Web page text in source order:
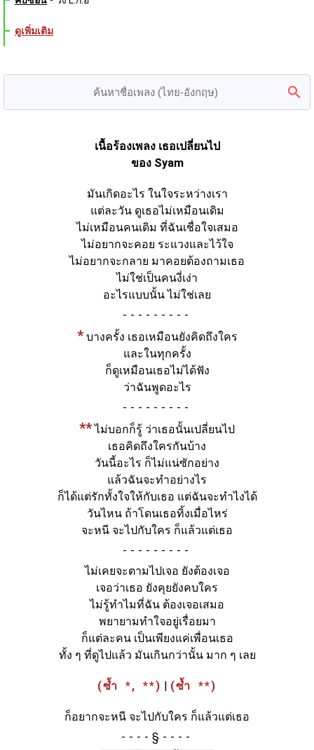
ดูเพิ่มเติม
เนื้อร้องเพลง เธอเปลี่ยนไป
ของ Syam
มันเกิดอะไร ในใจระหว่างเรา
แต่ละวัน ดูเธอไม่เหมือนเดิม
ไม่เหมือนคนเดิม ที่ฉันเชื่อใจเสมอ
ไม่อยากจะคอย ระแวงและไว้ใจ
ไม่อยากจะกลาย มาคอยต้องถามเธอ
ไม่ใช่เป็นคนงี่เง่า
อะไรแบบนั้น ไม่ใช่เลย
-
*บางครั้ง เธอเหมือนยังคิดถึงใคร
และในทุกครั้ง
ก็ดูเหมือนเธอไม่ได้ฟัง
ว่าฉันพูดอะไร
-
**ไม่บอกก็รู้ ว่าเธอนั้นเปลี่ยนไป
เธอคิดถึงใครกันบ้าง
วันนี้อะไร ก็ไม่แน่ซักอย่าง
แล้วฉันจะทำอย่างไร
ก็ได้แต่รักทั้งใจให้กับเธอ แต่ฉันจะทำไงได้
วันไหน ถ้าโดนเธอทิ้งเมื่อไหร่
จะหนี จะไปกับใคร ก็แล้วแต่เธอ
-
ไม่เคยจะตามไปเจอ ยังต้องเจอ
เจอว่าเธอ ยังคุยยังคบใคร
ไม่รู้ทำไมที่ฉัน ต้องเจอเสมอ
พยายามทำใจอยู่เรื่อยมา
ก็แต่ละคน เป็นเพียงแค่เพื่อนเธอ
ทั้ง ๆ ที่ดูไปแล้ว มันเกินกว่านั้น มาก ๆ เลย
(ซ้ำ *, **) (ซ้ำ **)
ก็อยากจะหนี จะไปกับใคร ก็แล้วแต่เธอ
§